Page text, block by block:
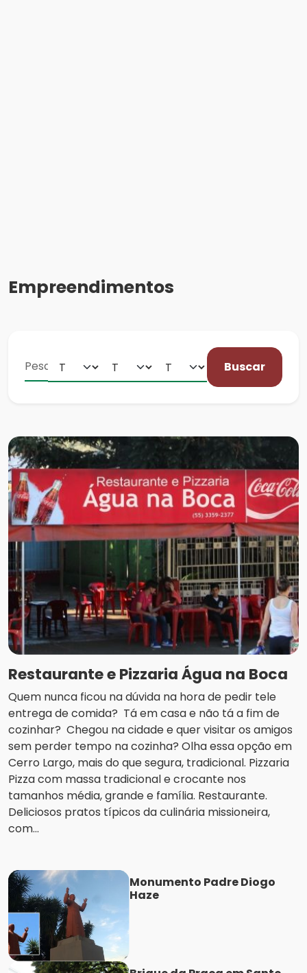
Empreendimentos
Buscar
Restaurante e Pizzaria Água na Boca
Quem nunca ficou na dúvida na hora de pedir tele
entrega de comida? Tá em casa e não tá a fim de
cozinhar? Chegou na cidade e quer visitar os amigos
sem perder tempo na cozinha? Olha essa opção em
Cerro Largo, mais do que segura, tradicional. Pizzaria
Pizza com massa tradicional e crocante nos
tamanhos média, grande e família. Restaurante.
Deliciosos pratos típicos da culinária missioneira,
com...
Monumento Padre Diogo
Haze